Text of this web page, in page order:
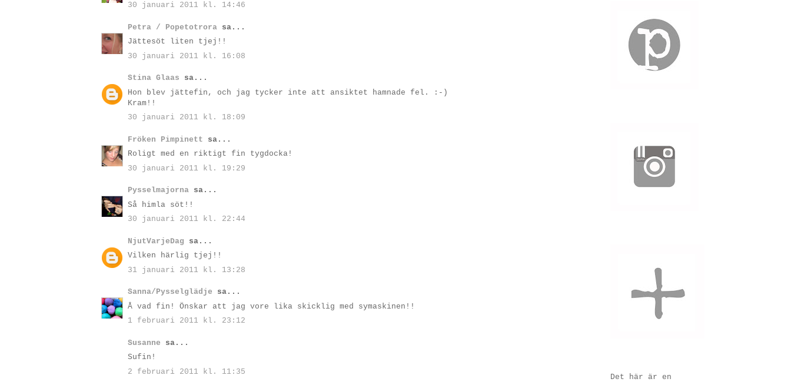
30 januari 2011 kl. 14:46
Petra / Popetotrora sa...
Jättesöt liten tjej!!
30 januari 2011 kl. 16:08
Stina Glaas sa...
Hon blev jättefin, och jag tycker inte att ansiktet hamnade fel. :-)
Kram!!
30 januari 2011 kl. 18:09
Fröken Pimpinett sa...
Roligt med en riktigt fin tygdocka!
30 januari 2011 kl. 19:29
Pysselmajorna sa...
Så himla söt!!
30 januari 2011 kl. 22:44
NjutVarjeDag sa...
Vilken härlig tjej!!
31 januari 2011 kl. 13:28
Sanna/Pysselglädje sa...
Å vad fin! Önskar att jag vore lika skicklig med symaskinen!!
1 februari 2011 kl. 23:12
Susanne sa...
Sufin!
2 februari 2011 kl. 11:35
Det här är en